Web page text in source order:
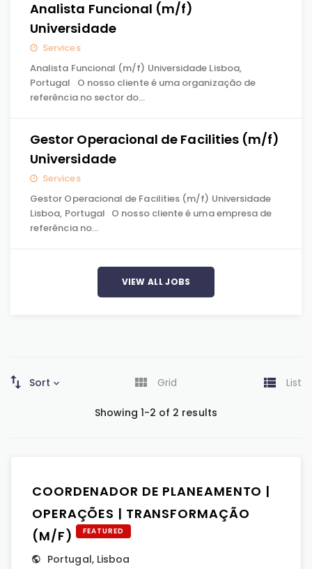
Analista Funcional (m/f)
Universidade
Services
Analista Funcional (m/f) Universidade Lisboa,
Portugal O nosso cliente é uma organização de
referência no sector do…
Gestor Operacional de Facilities (m/f)
Universidade
Services
Gestor Operacional de Facilities (m/f) Universidade
Lisboa, Portugal O nosso cliente é uma empresa de
referência no…
VIEW ALL JOBS
Sort Grid List
Showing 1-2 of 2 results
COORDENADOR DE PLANEAMENTO |
OPERAÇÕES | TRANSFORMAÇÃO
(M/F)
FEATURED
Portugal, Lisboa